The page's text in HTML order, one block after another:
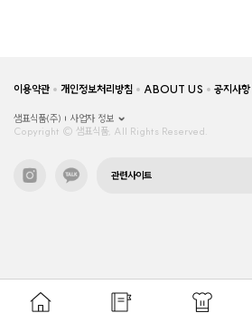
이용약관 개인정보처리방침 ABOUT US 공지사항
샘표식품(주)
사업자 정보
Copyright © 샘표식품, All Rights Reserved.
관련사이트